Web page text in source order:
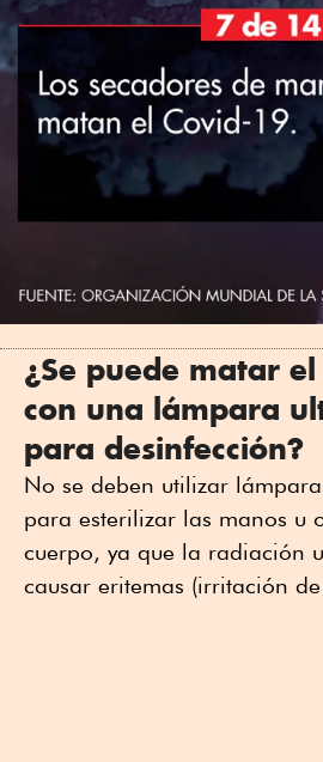
¿Se puede matar
con una lámpara
para desinfección?
No se deben utilizar
para esterilizar las manos u
cuerpo, ya que la radiación
causar eritemas (irritación